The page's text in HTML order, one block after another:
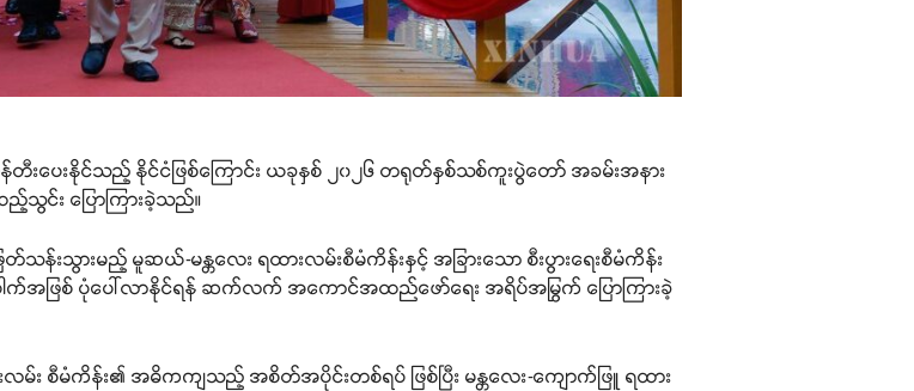
ပေးနိုင်သည့် နိုင်ငံဖြစ်ကြောင်း ယခုနှစ် ၂၀၂၆ တရုတ်နှစ်သစ်ကူးပွဲတော် အခမ်းအနား
သွင်း ပြောကြားခဲ့သည်။
တ်သန်းသွားမည့် မူဆယ်-မန္တလေး ရထားလမ်းစီမံကိန်းနှင့် အခြားသော စီးပွားရေးစီမံကိန်း
အဖြစ် ပုံပေါ်လာနိုင်ရန် ဆက်လက် အကောင်အထည်ဖော်ရေး အရိပ်အမြွက် ပြောကြားခဲ့
မ်း စီမံကိန်း၏ အဓိကကျသည့် အစိတ်အပိုင်းတစ်ရပ် ဖြစ်ပြီး မန္တလေး-ကျောက်ဖြူ ရထား